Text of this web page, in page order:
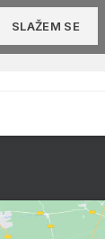
SLAŽEM SE